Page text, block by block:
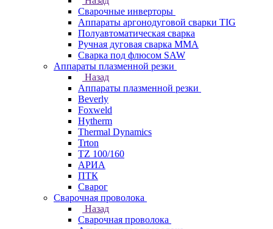
Сварочные инверторы
Аппараты аргонодуговой сварки TIG
Полуавтоматическая сварка
Ручная дуговая сварка MMA
Сварка под флюсом SAW
Аппараты плазменной резки
Назад
Аппараты плазменной резки
Beverly
Foxweld
Hytherm
Thermal Dynamics
Trton
TZ 100/160
АРИА
ПТК
Сварог
Сварочная проволока
Назад
Сварочная проволока